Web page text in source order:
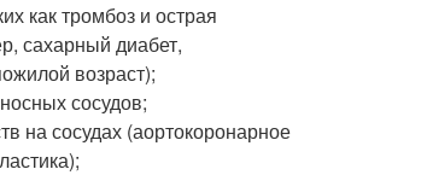
как тромбоз и острая
сахарный диабет,
возраст);
сосудов;
на сосудах (аортокоронарное